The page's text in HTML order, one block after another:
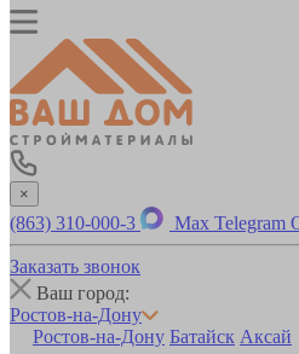
×
(863) 310-000-3 Max Telegram
Заказать звонок
Ваш город:
Ростов-на-Дону
Ростов-на-Дону Батайск Аксай